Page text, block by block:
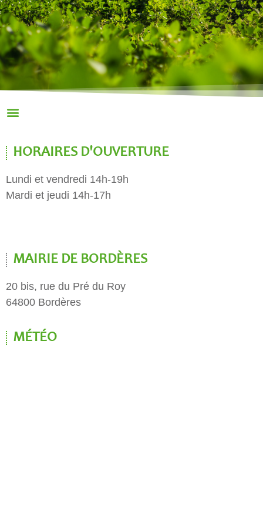
HORAIRES D'OUVERTURE
Lundi et vendredi 14h-19h
Mardi et jeudi 14h-17h
MAIRIE DE BORDÈRES
20 bis, rue du Pré du Roy
64800 Bordères
MÉTÉO